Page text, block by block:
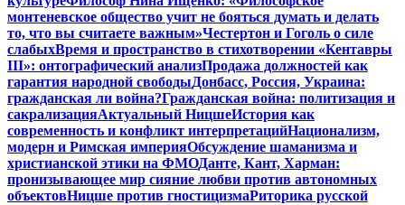
монтеневское общество учит не бояться думать и делать
то, что вы считаете важным»Честертон и Гоголь о силе
слабыхВремя и пространство в стихотворении «Кентавры
III»: онтографический анализПродажа должностей как
гарантия народной свободыДонбасс, Россия, Украина:
гражданская ли война?Гражданская война: политизация и
сакрализацияАктуальный НицшеИстория как
современность и конфликт интерпретацийНационализм,
модерн и Римская империяОбсуждение шаманизма и
христианской этики на ФМОДанте, Кант, Харман:
пронизывающее мир сияние любви против автономных
объектовНицше против гностицизмаРиторика русской